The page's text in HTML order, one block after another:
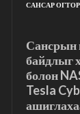
САНСАР
Сансрын
байдлыг
болон
Tesla